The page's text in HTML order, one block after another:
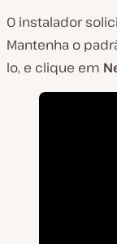
O instalador
Mantenha o
lo, e clique em